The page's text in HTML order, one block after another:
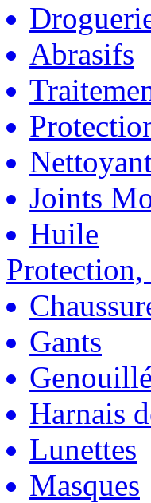
Abrasifs
Joints
Huile
Gants
Harnais
Lunettes
Masques